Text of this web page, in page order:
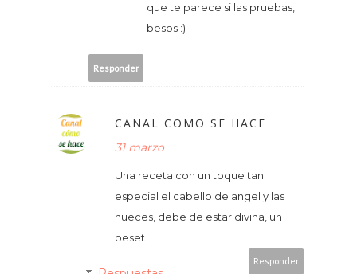
que te parece si las pruebas,
besos :)
Responder
CANAL COMO SE HACE
31 marzo
Una receta con un toque tan
especial el cabello de angel y las
nueces, debe de estar divina, un
beset
Responder